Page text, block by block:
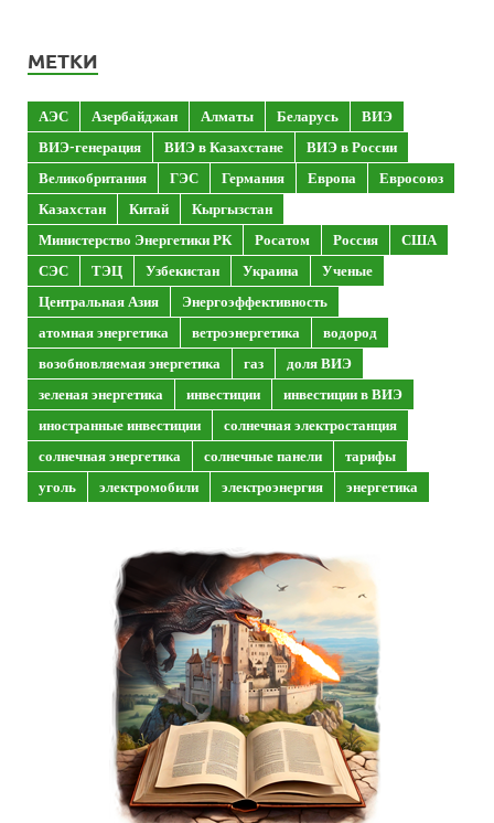
МЕТКИ
АЭС Азербайджан Алматы Беларусь
ВИЭ
ВИЭ-генерация
ВИЭ в Казахстане
ВИЭ в России
Великобритания
ГЭС Германия Европа
Евросоюз
Казахстан
Китай
Кыргызстан
Министерство Энергетики РК
Росатом Россия
США
СЭС
ТЭЦ Узбекистан Украина
Ученые
Центральная Азия
Энергоэффективность
атомная энергетика
ветроэнергетика
водород
возобновляемая энергетика
газ
доля ВИЭ
зеленая энергетика
инвестиции
инвестиции в ВИЭ
иностранные инвестиции
солнечная электростанция
солнечная энергетика
солнечные панели
тарифы
уголь
электромобили электроэнергия энергетика